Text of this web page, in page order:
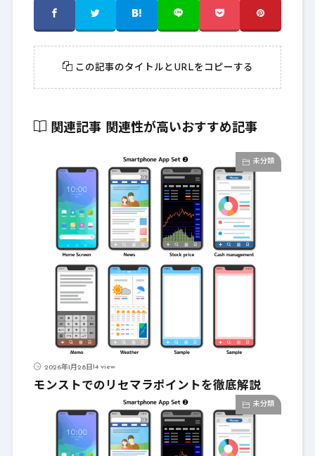
この記事のタイトルとURLをコピーする
関連記事 関連性が高いおすすめ記事
未分類
2026年1月28日14 view
モンストでのリセマラポイントを徹底解説
未分類